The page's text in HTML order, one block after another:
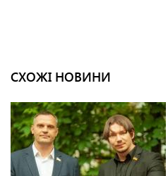
СХОЖІ НОВИНИ